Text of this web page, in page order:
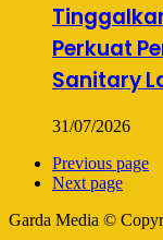
Perkuat
Sanitary
31/07/2026
Previous page
Next page
Garda Media ©